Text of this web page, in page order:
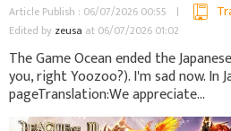
Article Publish : 06/07/2026 00:55
Edited by zeusa at 06/07/2026 01:02
The Game Ocean ended the
you, right Yoozoo?). I'm sad now. In
pageTranslation:We appreciate...